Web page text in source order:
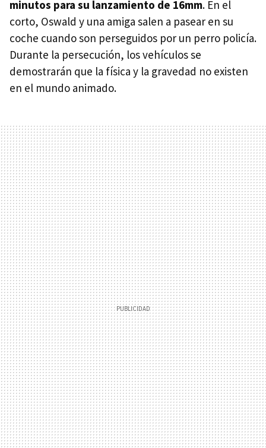
minutos para su lanzamiento de 16mm. En el
corto, Oswald y una amiga salen a pasear en su
coche cuando son perseguidos por un perro policía.
Durante la persecución, los vehículos se
demostrarán que la física y la gravedad no existen
en el mundo animado.